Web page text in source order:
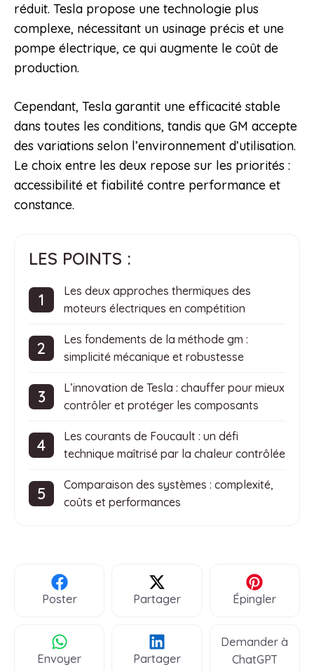
réduit. Tesla propose une technologie plus
complexe, nécessitant un usinage précis et une
pompe électrique, ce qui augmente le coût de
production.
Cependant, Tesla garantit une efficacité stable
dans toutes les conditions, tandis que GM accepte
des variations selon l’environnement d’utilisation.
Le choix entre les deux repose sur les priorités :
accessibilité et fiabilité contre performance et
constance.
LES POINTS :
Les deux approches thermiques des
moteurs électriques en compétition
Les fondements de la méthode gm :
simplicité mécanique et robustesse
L’innovation de Tesla : chauffer pour mieux
contrôler et protéger les composants
Les courants de Foucault : un défi
technique maîtrisé par la chaleur contrôlée
Comparaison des systèmes : complexité,
coûts et performances
Poster Partager Épingler
Envoyer Partager
Demander à
ChatGPT